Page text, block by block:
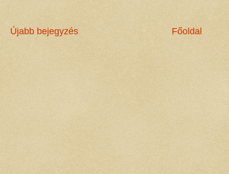
Újabb bejegyzés Főoldal